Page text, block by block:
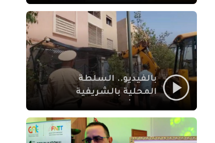
مقراً بمقاطعة سيدي
يوسف بن علي مراكش
بالفيديو.. السلطة
المحلية بالشريفية
بنايات غير قانونية بإقامة
الإيمان